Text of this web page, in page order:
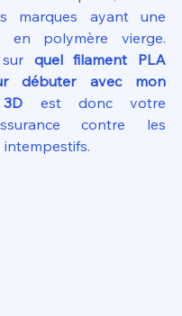
marques ayant une
en polymère vierge.
quel filament PLA
débuter avec mon
est donc votre
contre les